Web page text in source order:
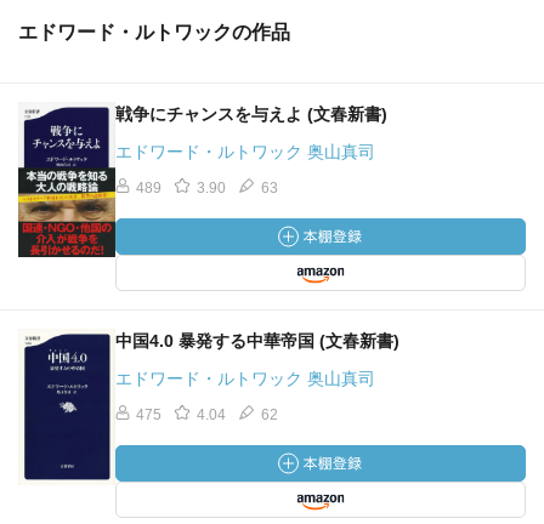
・ローマ帝国が得意としたのは包囲戦であった、包囲技術
力封鎖となる（ｐ１１６）
・新しい「地経学」の時代は、経済がその紛争の最大の原
因だけでなく、その紛争に使われる唯一のツールとなる
（ｐ１５５）
チナ戦争は続く（ｐ１８２）
2019年3月3日作成
エドワード・ルトワックの作品
戦争にチャンスを与えよ (文春新書)
エドワード・ルトワック 奥山真司
489 3.90 63
中国4.0 暴発する中華帝国 (文春新書)
エドワード・ルトワック 奥山真司
475 4.04 62